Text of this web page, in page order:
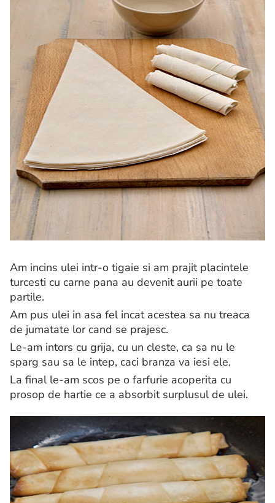
Am incins ulei intr-o tigaie si am prajit placintele
turcesti cu carne pana au devenit aurii pe toate
partile.
Am pus ulei in asa fel incat acestea sa nu treaca
de jumatate lor cand se prajesc.
Le-am intors cu grija, cu un cleste, ca sa nu le
sparg sau sa le intep, caci branza va iesi ele.
La final le-am scos pe o farfurie acoperita cu
prosop de hartie ce a absorbit surplusul de ulei.